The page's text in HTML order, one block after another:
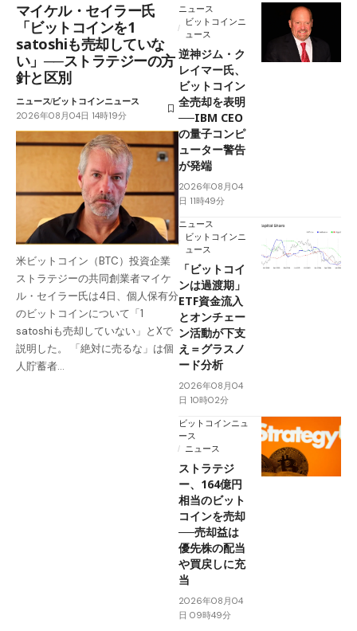
マイケル・セイラー氏
「ビットコインを1
satoshiも売却していな
い」──ストラテジーの方
針と区別
ニュースビットコインニュース
2026年08月04日 14時19分
米ビットコイン（BTC）投資企業
ストラテジーの共同創業者マイケ
ル・セイラー氏は4日、個人保有分
のビットコインについて「1
satoshiも売却していない」とXで
説明した。 「絶対に売るな」は個
人貯蓄者…
ニュース
ビットコインニ
ュース
逆神ジム・ク
レイマー氏、
ビットコイン
全売却を表明
──IBM CEO
の量子コンピ
ューター警告
が発端
2026年08月04
日 11時49分
ニュース
ビットコインニ
ュース
「ビットコイ
ンは過渡期」
ETF資金流入
とオンチェー
ン活動が下支
え＝グラスノ
ード分析
2026年08月04
日 10時02分
ビットコインニュ
ース
ニュース
ストラテジ
ー、164億円
相当のビット
コインを売却
──売却益は
優先株の配当
や買戻しに充
当
2026年08月04
日 09時49分